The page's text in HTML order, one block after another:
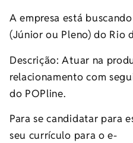
A empresa está
(Júnior ou Pleno) do Rio
Descrição: Atuar na
relacionamento com
do POPline.
Para se candidatar para
seu currículo para o e-